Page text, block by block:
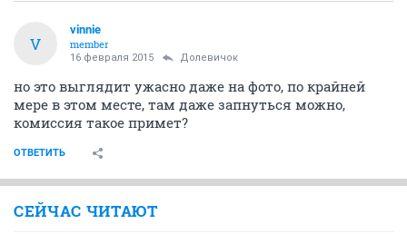
V
vinnie
member
16 февраля 2015 Долевичок
но это выглядит ужасно даже на фото, по крайней
мере в этом месте, там даже запнуться можно,
комиссия такое примет?
ОТВЕТИТЬ
СЕЙЧАС ЧИТАЮТ